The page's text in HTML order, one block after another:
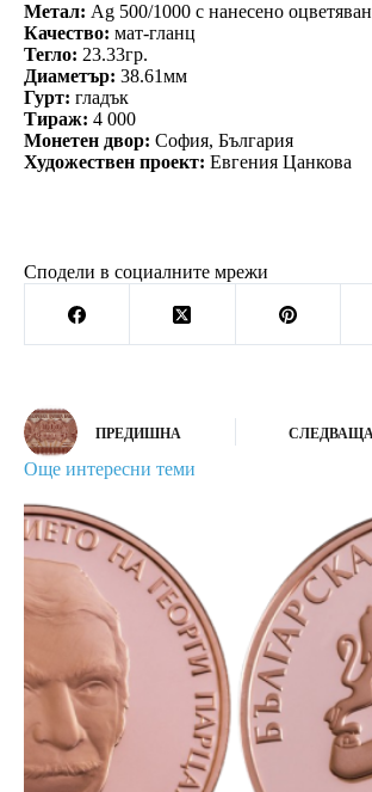
Метал: Ag 500/1000 с нанесено
Качество: мат-гланц
Тегло: 23.33гр.
Диаметър: 38.61мм
Гурт: гладък
Тираж: 4 000
Монетен двор: София, България
Художествен проект: Евгения Цанкова
Сподели в социалните мрежи
ПРЕДИШНА СЛЕДВАЩА
Още интересни теми